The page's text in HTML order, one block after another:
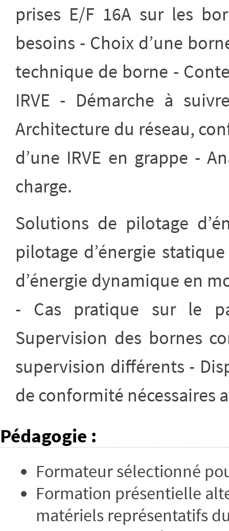
prises E/F 16A sur les
besoins - Choix d’une
technique de borne -
IRVE - Démarche à
Architecture du réseau,
d’une IRVE en grappe -
charge.
Solutions de pilotage
pilotage d’énergie
d’énergie dynamique en
- Cas pratique sur le
Supervision des bornes
supervision différents -
de conformité nécessaires
Pédagogie :
Formateur sélectionné
Formation présentielle
matériels représentatifs